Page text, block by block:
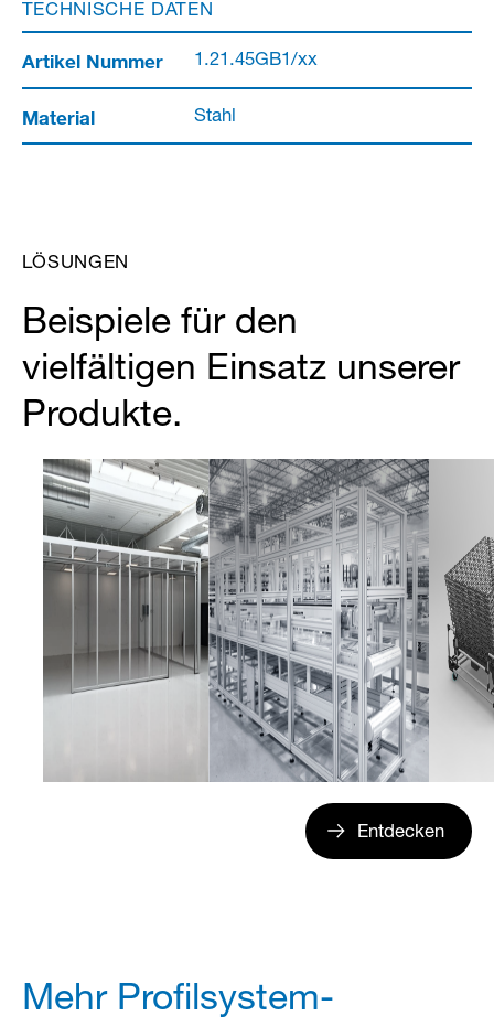
TECHNISCHE DATEN
Artikel Nummer 1.21.45GB1/xx
Material Stahl
LÖSUNGEN
Beispiele für den
vielfältigen Einsatz unserer
Produkte.
Entdecken
Mehr Profilsystem-